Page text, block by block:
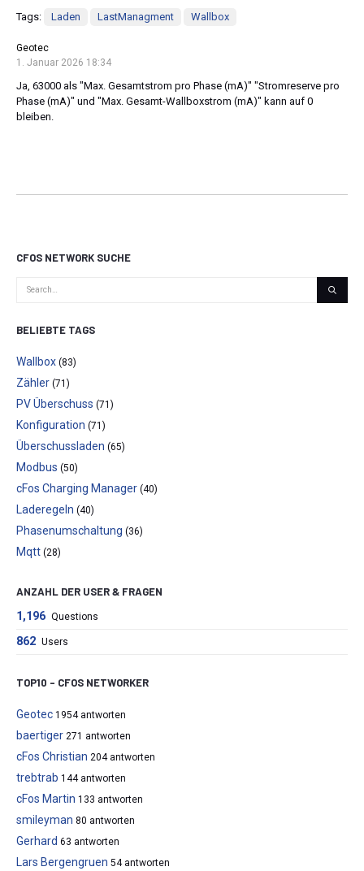
Tags: Laden LastManagment Wallbox
Geotec
1. Januar 2026 18:34
Ja, 63000 als "Max. Gesamtstrom pro Phase (mA)" "Stromreserve pro
Phase (mA)" und "Max. Gesamt-Wallboxstrom (mA)" kann auf 0
bleiben.
CFOS NETWORK SUCHE
BELIEBTE TAGS
Wallbox (83)
Zähler (71)
PV Überschuss (71)
Konfiguration (71)
Überschussladen (65)
Modbus (50)
cFos Charging Manager (40)
Laderegeln (40)
Phasenumschaltung (36)
Mqtt (28)
ANZAHL DER USER & FRAGEN
1,196 Questions
862 Users
TOP10 – CFOS NETWORKER
Geotec 1954 antworten
baertiger 271 antworten
cFos Christian 204 antworten
trebtrab 144 antworten
cFos Martin 133 antworten
smileyman 80 antworten
Gerhard 63 antworten
Lars Bergengruen 54 antworten